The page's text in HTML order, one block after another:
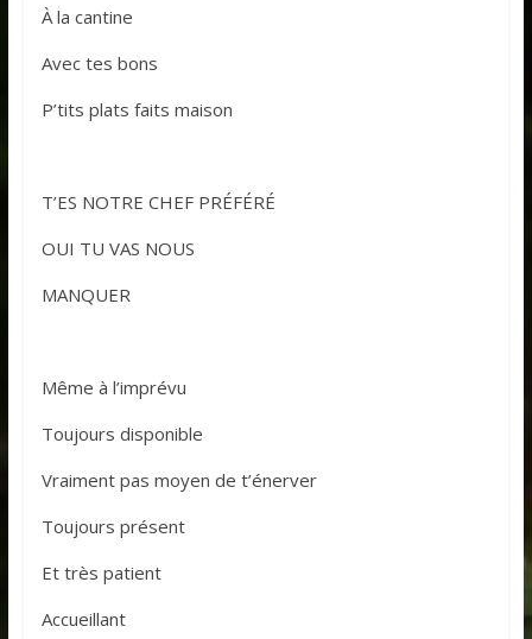
À la cantine
Avec tes bons
P’tits plats faits maison
T’ES NOTRE CHEF PRÉFÉRÉ
OUI TU VAS NOUS
MANQUER
Même à l’imprévu
Toujours disponible
Vraiment pas moyen de t’énerver
Toujours présent
Et très patient
Accueillant